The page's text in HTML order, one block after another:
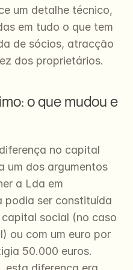
um detalhe técnico,
em tudo o que tem
de sócios, atracção
dos proprietários.
o que mudou e
no capital
um dos argumentos
a Lda em
podia ser constituída
social (no caso
ou com um euro por
50.000 euros.